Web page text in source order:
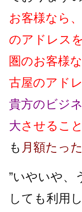
お客様なら
のアドレス
圏のお客様
古屋のアド
貴方のビジ
大させるこ
も 月額たっ
”いやいや、
しても利用